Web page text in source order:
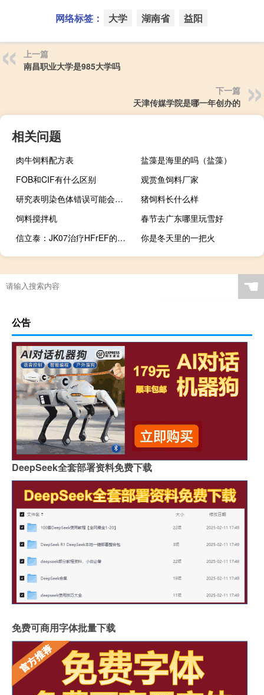
网络标签： 大学 湖南省 益阳
上一篇
南昌职业大学是985大学吗
下一篇
天津传媒学院是哪一年创办的
相关问题
肉牛饲料配方表
盐藻是海里的吗（盐藻）
FOB和CIF有什么区别
观赏鱼饲料厂家
研究表明染色体错误可能会阻碍一些侵袭性肿瘤
猪饲料长什么样
饲料搅拌机
春节去广东哪里玩雪好
信立泰：JK07治疗HFrEF的美国Ib期临床试验积极数据公布
你是冬天里的一把火
☚
公告
DeepSeek全套部署资料免费下载
免费可商用字体批量下载